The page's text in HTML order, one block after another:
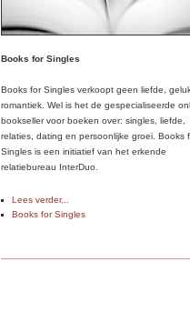
Books for Singles
Books for Singles verkoopt geen liefde,
romantiek. Wel is het de gespecialiseerde
bookseller voor boeken over: singles, liefde,
relaties, dating en persoonlijke groei. Books
Singles is een initiatief van het erkende
relatiebureau InterDuo.
Lees verder...
Books for Singles